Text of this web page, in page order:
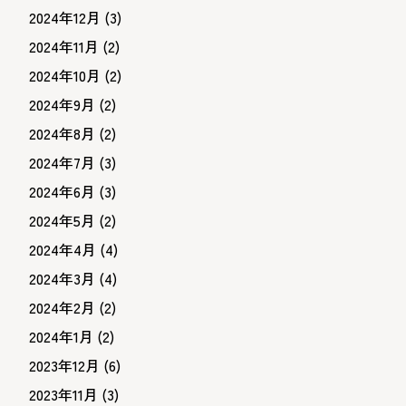
2024年12月 (3)
2024年11月 (2)
2024年10月 (2)
2024年9月 (2)
2024年8月 (2)
2024年7月 (3)
2024年6月 (3)
2024年5月 (2)
2024年4月 (4)
2024年3月 (4)
2024年2月 (2)
2024年1月 (2)
2023年12月 (6)
2023年11月 (3)